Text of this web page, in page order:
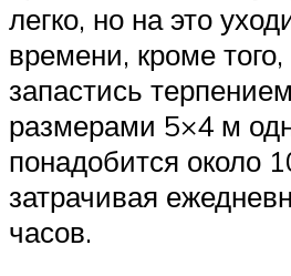
легко, но на это
времени, кроме
запастись
размерами 5×4 м
понадобится около
затрачивая
часов.